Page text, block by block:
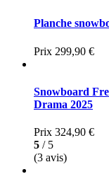
Planche
Prix 299,90 €
Snowboard
Drama 2025
Prix 324,90 €
5 / 5
(3 avis)